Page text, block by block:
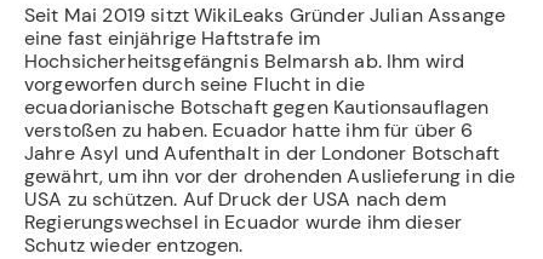
Seit Mai 2019 sitzt WikiLeaks Gründer Julian Assange
eine fast einjährige Haftstrafe im
Hochsicherheitsgefängnis Belmarsh ab. Ihm wird
vorgeworfen durch seine Flucht in die
ecuadorianische Botschaft gegen Kautionsauflagen
verstoßen zu haben. Ecuador hatte ihm für über 6
Jahre Asyl und Aufenthalt in der Londoner Botschaft
gewährt, um ihn vor der drohenden Auslieferung in die
USA zu schützen. Auf Druck der USA nach dem
Regierungswechsel in Ecuador wurde ihm dieser
Schutz wieder entzogen.